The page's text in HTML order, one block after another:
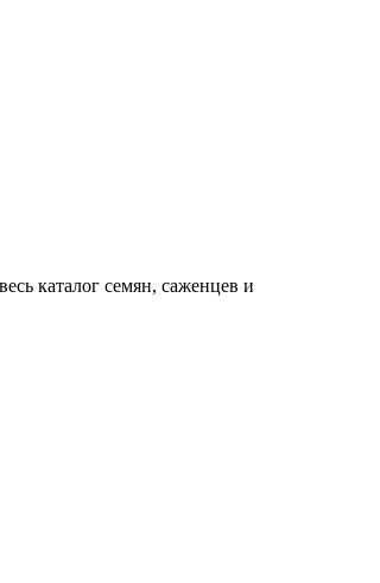
каталог семян, саженцев и